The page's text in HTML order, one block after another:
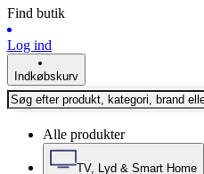
Find butik
Log ind
Indkøbskurv
Alle produkter
TV, Lyd & Smart Home